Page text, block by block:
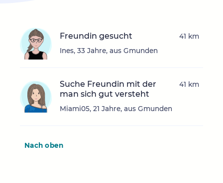
Freundin gesucht
Ines, 33 Jahre, aus Gmunden
41 km
Suche Freundin mit der
man sich gut versteht
Miami05, 21 Jahre, aus Gmunden
41 km
Nach oben